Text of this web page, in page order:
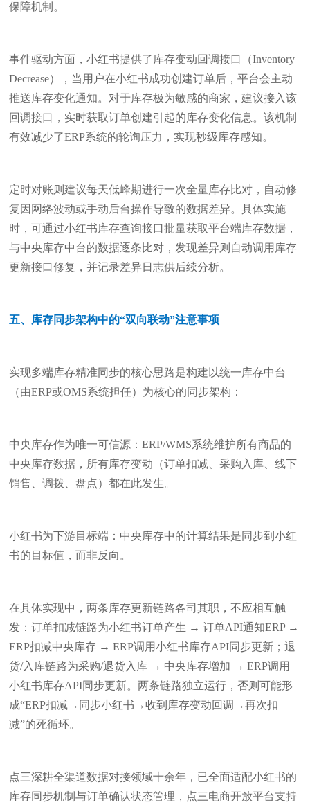
保障机制。
事件驱动方面，小红书提供了库存变动回调接口（Inventory
Decrease），当用户在小红书成功创建订单后，平台会主动
推送库存变化通知。对于库存极为敏感的商家，建议接入该
回调接口，实时获取订单创建引起的库存变化信息。该机制
有效减少了ERP系统的轮询压力，实现秒级库存感知。
定时对账则建议每天低峰期进行一次全量库存比对，自动修
复因网络波动或手动后台操作导致的数据差异。具体实施
时，可通过小红书库存查询接口批量获取平台端库存数据，
与中央库存中台的数据逐条比对，发现差异则自动调用库存
更新接口修复，并记录差异日志供后续分析。
五、库存同步架构中的“双向联动”注意事项
实现多端库存精准同步的核心思路是构建以统一库存中台
（由ERP或OMS系统担任）为核心的同步架构：
中央库存作为唯一可信源：ERP/WMS系统维护所有商品的
中央库存数据，所有库存变动（订单扣减、采购入库、线下
销售、调拨、盘点）都在此发生。
小红书为下游目标端：中央库存中的计算结果是同步到小红
书的目标值，而非反向。
在具体实现中，两条库存更新链路各司其职，不应相互触
发：订单扣减链路为小红书订单产生 → 订单API通知ERP →
ERP扣减中央库存 → ERP调用小红书库存API同步更新；退
货/入库链路为采购/退货入库 → 中央库存增加 → ERP调用
小红书库存API同步更新。两条链路独立运行，否则可能形
成“ERP扣减→同步小红书→收到库存变动回调→再次扣
减”的死循环。
点三深耕全渠道数据对接领域十余年，已全面适配小红书的
库存同步机制与订单确认状态管理，点三电商开放平台支持